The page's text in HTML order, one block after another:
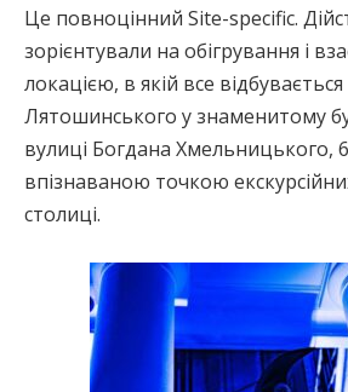
Це повноцінний Site-specific.
зорієнтували на обігрування і
локацією, в якій все
Лятошинського у знаменитому
вулиці Богдана Хмельницького,
впізнаваною точкою
столиці.